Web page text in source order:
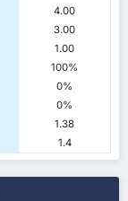
4.00
3.00
1.00
100%
0%
0%
1.38
1.4